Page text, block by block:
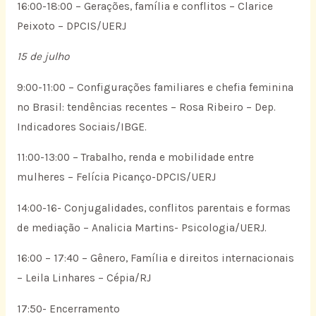
16:00-18:00 – Gerações, família e conflitos – Clarice
Peixoto – DPCIS/UERJ
15 de julho
9:00-11:00 – Configurações familiares e chefia feminina
no Brasil: tendências recentes – Rosa Ribeiro – Dep.
Indicadores Sociais/IBGE.
11:00-13:00 – Trabalho, renda e mobilidade entre
mulheres – Felícia Picanço-DPCIS/UERJ
14:00-16- Conjugalidades, conflitos parentais e formas
de mediação – Analicia Martins- Psicologia/UERJ.
16:00 – 17:40 – Gênero, Família e direitos internacionais
– Leila Linhares – Cépia/RJ
17:50- Encerramento